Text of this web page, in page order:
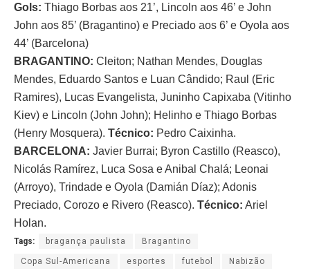
Gols: Thiago Borbas aos 21’, Lincoln aos 46’ e John
John aos 85’ (Bragantino) e Preciado aos 6’ e Oyola aos
44’ (Barcelona)
BRAGANTINO: Cleiton; Nathan Mendes, Douglas
Mendes, Eduardo Santos e Luan Cândido; Raul (Eric
Ramires), Lucas Evangelista, Juninho Capixaba (Vitinho
Kiev) e Lincoln (John John); Helinho e Thiago Borbas
(Henry Mosquera). Técnico: Pedro Caixinha.
BARCELONA: Javier Burrai; Byron Castillo (Reasco),
Nicolás Ramírez, Luca Sosa e Anibal Chalá; Leonai
(Arroyo), Trindade e Oyola (Damián Díaz); Adonis
Preciado, Corozo e Rivero (Reasco). Técnico: Ariel
Holan.
Tags: bragança paulista Bragantino
Copa Sul-Americana esportes futebol Nabizão